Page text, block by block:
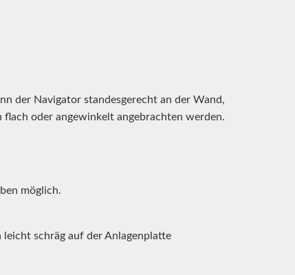
der Navigator standesgerecht an der Wand,
oder angewinkelt angebrachten werden.
möglich.
schräg auf der Anlagenplatte